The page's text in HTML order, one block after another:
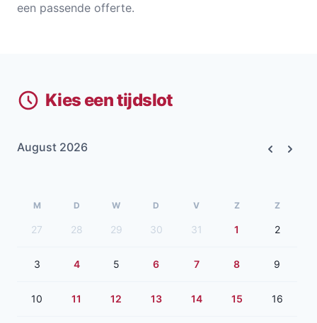
een passende offerte.
Kies een tijdslot
August 2026
M D W D V Z Z
27 28 29 30 31 1 2
3 4 5 6 7 8 9
10 11 12 13 14 15 16